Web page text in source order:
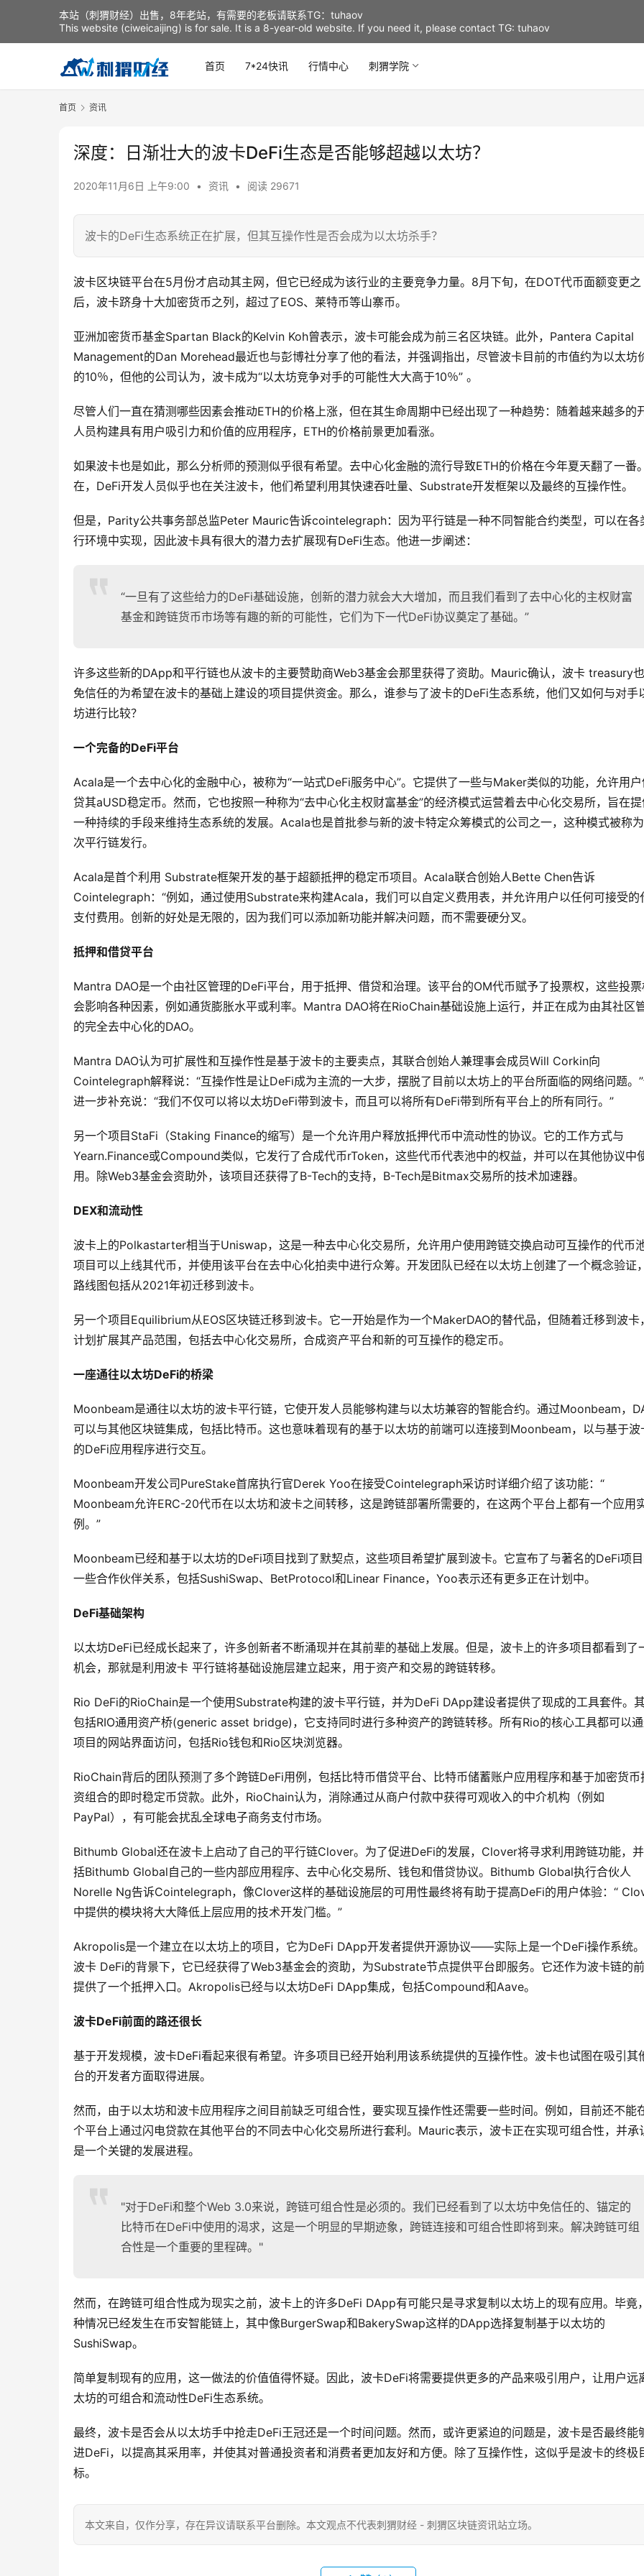
首页 7*24快讯 行情中心 刺猬学院
首页 资讯
深度：日渐壮大的波卡DeFi生态是否能够超越以太坊？
2020年11月6日 上午9:00 • 资讯 • 阅读 29671
波卡的DeFi生态系统正在扩展，但其互操作性是否会成为以太坊杀手？
波卡区块链平台在5月份才启动其主网，但它已经成为该行业的主要竞争力量。8月下旬，在DOT代币面额变更之
后，波卡跻身十大加密货币之列，超过了EOS、莱特币等山寨币。
亚洲加密货币基金Spartan Black的Kelvin Koh曾表示，波卡可能会成为前三名区块链。此外，Pantera Capital
Management的Dan Morehead最近也与彭博社分享了他的看法，并强调指出，尽管波卡目前的市值约为以太坊
的10％，但他的公司认为，波卡成为“以太坊竞争对手的可能性大大高于10％” 。
尽管人们一直在猜测哪些因素会推动ETH的价格上涨，但在其生命周期中已经出现了一种趋势：随着越来越多的
人员构建具有用户吸引力和价值的应用程序，ETH的价格前景更加看涨。
如果波卡也是如此，那么分析师的预测似乎很有希望。去中心化金融的流行导致ETH的价格在今年夏天翻了一番
在，DeFi开发人员似乎也在关注波卡，他们希望利用其快速吞吐量、Substrate开发框架以及最终的互操作性。
但是，Parity公共事务部总监Peter Mauric告诉cointelegraph：因为平行链是一种不同智能合约类型，可以在各
行环境中实现，因此波卡具有很大的潜力去扩展现有DeFi生态。他进一步阐述：
“一旦有了这些给力的DeFi基础设施，创新的潜力就会大大增加，而且我们看到了去中心化的主权财富
基金和跨链货币市场等有趣的新的可能性，它们为下一代DeFi协议奠定了基础。”
许多这些新的DApp和平行链也从波卡的主要赞助商Web3基金会那里获得了资助。Mauric确认，波卡 treasury
免信任的为希望在波卡的基础上建设的项目提供资金。那么，谁参与了波卡的DeFi生态系统，他们又如何与对手
坊进行比较？
一个完备的DeFi平台
Acala是一个去中心化的金融中心，被称为“一站式DeFi服务中心”。它提供了一些与Maker类似的功能，允许用
贷其aUSD稳定币。然而，它也按照一种称为“去中心化主权财富基金”的经济模式运营着去中心化交易所，旨在
一种持续的手段来维持生态系统的发展。Acala也是首批参与新的波卡特定众筹模式的公司之一，这种模式被称
次平行链发行。
Acala是首个利用 Substrate框架开发的基于超额抵押的稳定币项目。Acala联合创始人Bette Chen告诉
Cointelegraph：“例如，通过使用Substrate来构建Acala，我们可以自定义费用表，并允许用户以任何可接受的
支付费用。创新的好处是无限的，因为我们可以添加新功能并解决问题，而不需要硬分叉。
抵押和借贷平台
Mantra DAO是一个由社区管理的DeFi平台，用于抵押、借贷和治理。该平台的OM代币赋予了投票权，这些投票
会影响各种因素，例如通货膨胀水平或利率。Mantra DAO将在RioChain基础设施上运行，并正在成为由其社区
的完全去中心化的DAO。
Mantra DAO认为可扩展性和互操作性是基于波卡的主要卖点，其联合创始人兼理事会成员Will Corkin向
Cointelegraph解释说：“互操作性是让DeFi成为主流的一大步，摆脱了目前以太坊上的平台所面临的网络问题。
进一步补充说：“我们不仅可以将以太坊DeFi带到波卡，而且可以将所有DeFi带到所有平台上的所有同行。”
另一个项目StaFi（Staking Finance的缩写）是一个允许用户释放抵押代币中流动性的协议。它的工作方式与
Yearn.Finance或Compound类似，它发行了合成代币rToken，这些代币代表池中的权益，并可以在其他协议中
用。除Web3基金会资助外，该项目还获得了B-Tech的支持，B-Tech是Bitmax交易所的技术加速器。
DEX和流动性
波卡上的Polkastarter相当于Uniswap，这是一种去中心化交易所，允许用户使用跨链交换启动可互操作的代币池
项目可以上线其代币，并使用该平台在去中心化拍卖中进行众筹。开发团队已经在以太坊上创建了一个概念验证
路线图包括从2021年初迁移到波卡。
另一个项目Equilibrium从EOS区块链迁移到波卡。它一开始是作为一个MakerDAO的替代品，但随着迁移到波卡
计划扩展其产品范围，包括去中心化交易所，合成资产平台和新的可互操作的稳定币。
一座通往以太坊DeFi的桥梁
Moonbeam是通往以太坊的波卡平行链，它使开发人员能够构建与以太坊兼容的智能合约。通过Moonbeam，
可以与其他区块链集成，包括比特币。这也意味着现有的基于以太坊的前端可以连接到Moonbeam，以与基于波
的DeFi应用程序进行交互。
Moonbeam开发公司PureStake首席执行官Derek Yoo在接受Cointelegraph采访时详细介绍了该功能：“
Moonbeam允许ERC-20代币在以太坊和波卡之间转移，这是跨链部署所需要的，在这两个平台上都有一个应用
例。”
Moonbeam已经和基于以太坊的DeFi项目找到了默契点，这些项目希望扩展到波卡。它宣布了与著名的DeFi项
一些合作伙伴关系，包括SushiSwap、BetProtocol和Linear Finance，Yoo表示还有更多正在计划中。
DeFi基础架构
以太坊DeFi已经成长起来了，许多创新者不断涌现并在其前辈的基础上发展。但是，波卡上的许多项目都看到了
机会，那就是利用波卡 平行链将基础设施层建立起来，用于资产和交易的跨链转移。
Rio DeFi的RioChain是一个使用Substrate构建的波卡平行链，并为DeFi DApp建设者提供了现成的工具套件。
包括RIO通用资产桥(generic asset bridge)，它支持同时进行多种资产的跨链转移。所有Rio的核心工具都可以
项目的网站界面访问，包括Rio钱包和Rio区块浏览器。
RioChain背后的团队预测了多个跨链DeFi用例，包括比特币借贷平台、比特币储蓄账户应用程序和基于加密货币
资组合的即时稳定币贷款。此外，RioChain认为，消除通过从商户付款中获得可观收入的中介机构（例如
PayPal），有可能会扰乱全球电子商务支付市场。
Bithumb Global还在波卡上启动了自己的平行链Clover。为了促进DeFi的发展，Clover将寻求利用跨链功能，
括Bithumb Global自己的一些内部应用程序、去中心化交易所、钱包和借贷协议。Bithumb Global执行合伙人
Norelle Ng告诉Cointelegraph，像Clover这样的基础设施层的可用性最终将有助于提高DeFi的用户体验：“
中提供的模块将大大降低上层应用的技术开发门槛。”
Akropolis是一个建立在以太坊上的项目，它为DeFi DApp开发者提供开源协议——实际上是一个DeFi操作系统
波卡 DeFi的背景下，它已经获得了Web3基金会的资助，为Substrate节点提供平台即服务。它还作为波卡链的
提供了一个抵押入口。Akropolis已经与以太坊DeFi DApp集成，包括Compound和Aave。
波卡DeFi前面的路还很长
基于开发规模，波卡DeFi看起来很有希望。许多项目已经开始利用该系统提供的互操作性。波卡也试图在吸引其
台的开发者方面取得进展。
然而，由于以太坊和波卡应用程序之间目前缺乏可组合性，要实现互操作性还需要一些时间。例如，目前还不能
个平台上通过闪电贷款在其他平台的不同去中心化交易所进行套利。Mauric表示，波卡正在实现可组合性，并承
是一个关键的发展进程。
"对于DeFi和整个Web 3.0来说，跨链可组合性是必须的。我们已经看到了以太坊中免信任的、锚定的
比特币在DeFi中使用的渴求，这是一个明显的早期迹象，跨链连接和可组合性即将到来。解决跨链可组
合性是一个重要的里程碑。"
然而，在跨链可组合性成为现实之前，波卡上的许多DeFi DApp有可能只是寻求复制以太坊上的现有应用。毕竟
种情况已经发生在币安智能链上，其中像BurgerSwap和BakerySwap这样的DApp选择复制基于以太坊的
SushiSwap。
简单复制现有的应用，这一做法的价值值得怀疑。因此，波卡DeFi将需要提供更多的产品来吸引用户，让用户远
太坊的可组合和流动性DeFi生态系统。
最终，波卡是否会从以太坊手中抢走DeFi王冠还是一个时间问题。然而，或许更紧迫的问题是，波卡是否最终能
进DeFi，以提高其采用率，并使其对普通投资者和消费者更加友好和方便。除了互操作性，这似乎是波卡的终极
标。
本文来自 ，仅作分享，存在异议请联系平台删除。本文观点不代表刺猬财经 - 刺猬区块链资讯站立场。
本站（刺猬财经）出售，8年老站，有需要的老板请联系TG：tuhaov
This website (ciweicaijing) is for sale. It is a 8-year-old website. If you need it, please contact TG: tuhaov